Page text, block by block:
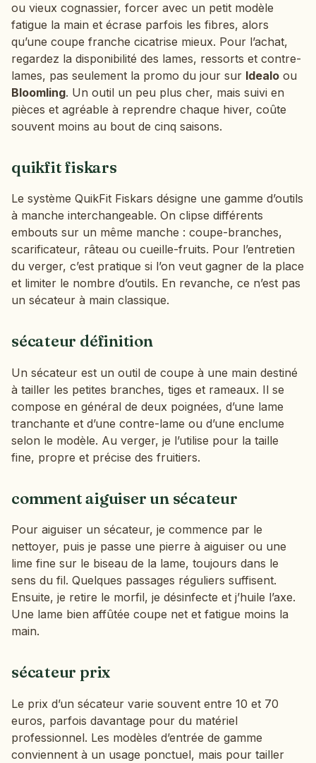
ou vieux cognassier, forcer avec un petit modèle
fatigue la main et écrase parfois les fibres, alors
qu’une coupe franche cicatrise mieux. Pour l’achat,
regardez la disponibilité des lames, ressorts et contre-
lames, pas seulement la promo du jour sur Idealo ou
Bloomling. Un outil un peu plus cher, mais suivi en
pièces et agréable à reprendre chaque hiver, coûte
souvent moins au bout de cinq saisons.
quikfit fiskars
Le système QuikFit Fiskars désigne une gamme d’outils
à manche interchangeable. On clipse différents
embouts sur un même manche : coupe-branches,
scarificateur, râteau ou cueille-fruits. Pour l’entretien
du verger, c’est pratique si l’on veut gagner de la place
et limiter le nombre d’outils. En revanche, ce n’est pas
un sécateur à main classique.
sécateur définition
Un sécateur est un outil de coupe à une main destiné
à tailler les petites branches, tiges et rameaux. Il se
compose en général de deux poignées, d’une lame
tranchante et d’une contre-lame ou d’une enclume
selon le modèle. Au verger, je l’utilise pour la taille
fine, propre et précise des fruitiers.
comment aiguiser un sécateur
Pour aiguiser un sécateur, je commence par le
nettoyer, puis je passe une pierre à aiguiser ou une
lime fine sur le biseau de la lame, toujours dans le
sens du fil. Quelques passages réguliers suffisent.
Ensuite, je retire le morfil, je désinfecte et j’huile l’axe.
Une lame bien affûtée coupe net et fatigue moins la
main.
sécateur prix
Le prix d’un sécateur varie souvent entre 10 et 70
euros, parfois davantage pour du matériel
professionnel. Les modèles d’entrée de gamme
conviennent à un usage ponctuel, mais pour tailler